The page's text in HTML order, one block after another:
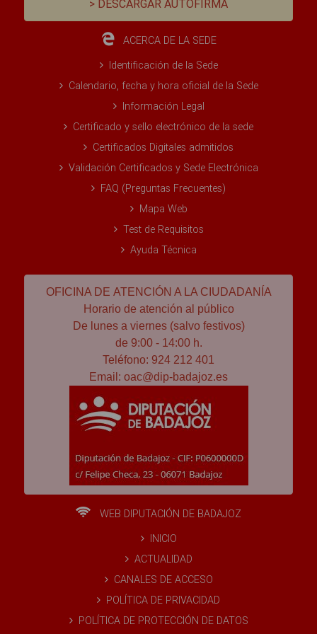
> DESCARGAR AUTOFIRMA
ACERCA DE LA SEDE
Identificación de la Sede
Calendario, fecha y hora oficial de la Sede
Información Legal
Certificado y sello electrónico de la sede
Certificados Digitales admitidos
Validación Certificados y Sede Electrónica
FAQ (Preguntas Frecuentes)
Mapa Web
Test de Requisitos
Ayuda Técnica
OFICINA DE ATENCIÓN A LA CIUDADANÍA
Horario de atención al público
De lunes a viernes (salvo festivos)
de 9:00 - 14:00 h.
Teléfono: 924 212 401
Email: oac@dip-badajoz.es
WEB DIPUTACIÓN DE BADAJOZ
INICIO
ACTUALIDAD
CANALES DE ACCESO
POLÍTICA DE PRIVACIDAD
POLÍTICA DE PROTECCIÓN DE DATOS